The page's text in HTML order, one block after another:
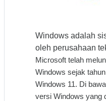
Windows adalah
oleh perusahaan
Microsoft telah
Windows sejak
Windows 11. Di
versi Windows yang